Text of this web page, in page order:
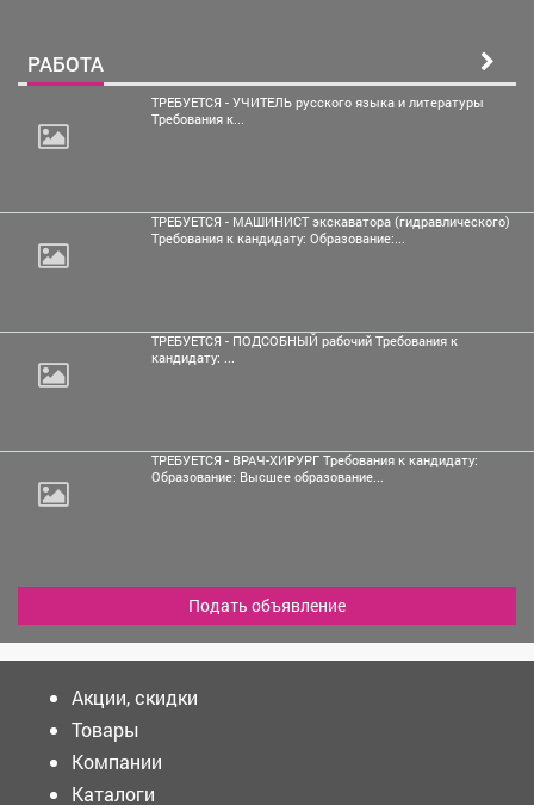
РАБОТА
ТРЕБУЕТСЯ - УЧИТЕЛЬ русского языка и литературы
Требования к...
ТРЕБУЕТСЯ - МАШИНИСТ экскаватора (гидравлического)
Требования к кандидату: Образование:...
ТРЕБУЕТСЯ - ПОДСОБНЫЙ рабочий Требования к
кандидату: ...
ТРЕБУЕТСЯ - ВРАЧ-ХИРУРГ Требования к кандидату:
Образование: Высшее образование...
Подать объявление
Акции, скидки
Товары
Компании
Каталоги